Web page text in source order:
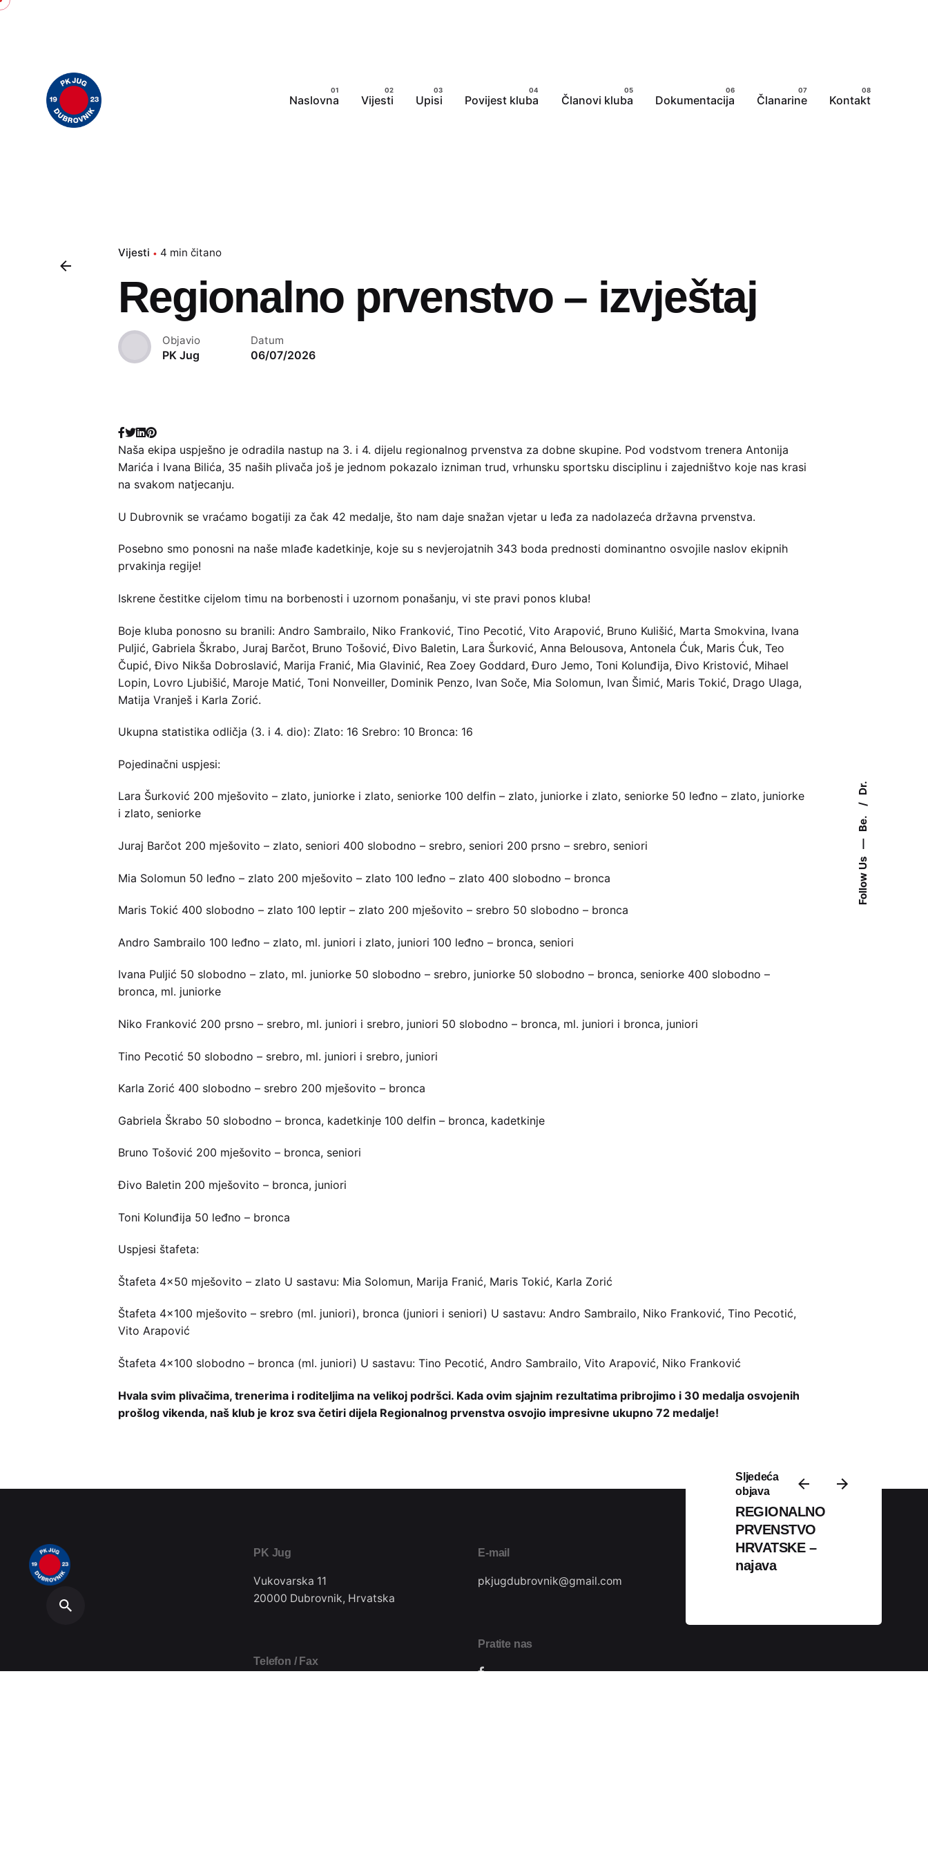
Follow Us
Be.
Dr.
Skip
Naslovna Vijesti Upisi Povijest kluba Članovi kluba Dokumentacija Članarine Kontakt
Vijesti 4 min čitano
Regionalno prvenstvo – izvještaj
Objavio
PK Jug
Datum
06/07/2026
Naša ekipa uspješno je odradila nastup na 3. i 4. dijelu regionalnog prvenstva za dobne skupine. Pod vodstvom trenera Antonija
Marića i Ivana Bilića, 35 naših plivača još je jednom pokazalo izniman trud, vrhunsku sportsku disciplinu i zajedništvo koje nas krasi
na svakom natjecanju.
U Dubrovnik se vraćamo bogatiji za čak 42 medalje, što nam daje snažan vjetar u leđa za nadolazeća državna prvenstva.
Posebno smo ponosni na naše mlađe kadetkinje, koje su s nevjerojatnih 343 boda prednosti dominantno osvojile naslov ekipnih
prvakinja regije!
Iskrene čestitke cijelom timu na borbenosti i uzornom ponašanju, vi ste pravi ponos kluba!
Boje kluba ponosno su branili: Andro Sambrailo, Niko Franković, Tino Pecotić, Vito Arapović, Bruno Kulišić, Marta Smokvina, Ivana
Puljić, Gabriela Škrabo, Juraj Barčot, Bruno Tošović, Đivo Baletin, Lara Šurković, Anna Belousova, Antonela Ćuk, Maris Ćuk, Teo
Čupić, Đivo Nikša Dobroslavić, Marija Franić, Mia Glavinić, Rea Zoey Goddard, Đuro Jemo, Toni Kolunđija, Đivo Kristović, Mihael
Lopin, Lovro Ljubišić, Maroje Matić, Toni Nonveiller, Dominik Penzo, Ivan Soče, Mia Solomun, Ivan Šimić, Maris Tokić, Drago Ulaga,
Matija Vranješ i Karla Zorić.
Ukupna statistika odličja (3. i 4. dio): Zlato: 16 Srebro: 10 Bronca: 16
Pojedinačni uspjesi:
Lara Šurković 200 mješovito – zlato, juniorke i zlato, seniorke 100 delfin – zlato, juniorke i zlato, seniorke 50 leđno – zlato, juniorke
i zlato, seniorke
Juraj Barčot 200 mješovito – zlato, seniori 400 slobodno – srebro, seniori 200 prsno – srebro, seniori
Mia Solomun 50 leđno – zlato 200 mješovito – zlato 100 leđno – zlato 400 slobodno – bronca
Maris Tokić 400 slobodno – zlato 100 leptir – zlato 200 mješovito – srebro 50 slobodno – bronca
Andro Sambrailo 100 leđno – zlato, ml. juniori i zlato, juniori 100 leđno – bronca, seniori
Ivana Puljić 50 slobodno – zlato, ml. juniorke 50 slobodno – srebro, juniorke 50 slobodno – bronca, seniorke 400 slobodno –
bronca, ml. juniorke
Niko Franković 200 prsno – srebro, ml. juniori i srebro, juniori 50 slobodno – bronca, ml. juniori i bronca, juniori
Tino Pecotić 50 slobodno – srebro, ml. juniori i srebro, juniori
Karla Zorić 400 slobodno – srebro 200 mješovito – bronca
Gabriela Škrabo 50 slobodno – bronca, kadetkinje 100 delfin – bronca, kadetkinje
Bruno Tošović 200 mješovito – bronca, seniori
Đivo Baletin 200 mješovito – bronca, juniori
Toni Kolunđija 50 leđno – bronca
Uspjesi štafeta:
Štafeta 4×50 mješovito – zlato U sastavu: Mia Solomun, Marija Franić, Maris Tokić, Karla Zorić
Štafeta 4×100 mješovito – srebro (ml. juniori), bronca (juniori i seniori) U sastavu: Andro Sambrailo, Niko Franković, Tino Pecotić,
Vito Arapović
Štafeta 4×100 slobodno – bronca (ml. juniori) U sastavu: Tino Pecotić, Andro Sambrailo, Vito Arapović, Niko Franković
Hvala svim plivačima, trenerima i roditeljima na velikoj podršci. Kada ovim sjajnim rezultatima pribrojimo i 30 medalja osvojenih
prošlog vikenda, naš klub je kroz sva četiri dijela Regionalnog prvenstva osvojio impresivne ukupno 72 medalje!
Sljedeća
objava
REGIONALNO
PRVENSTVO
HRVATSKE –
najava
PK Jug
Vukovarska 11
20000 Dubrovnik, Hrvatska
Telefon / Fax
E-mail
pkjugdubrovnik@gmail.com
Pratite nas
Podijeli